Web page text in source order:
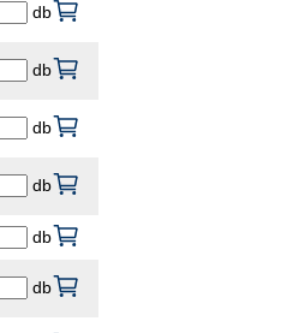
db
db
db
db
db
db